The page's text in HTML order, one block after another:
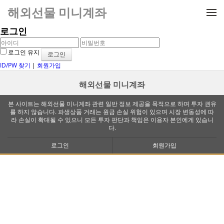
메뉴 건너뛰기
해외선물 미니계좌
로그인
로그인 유지
ID/PW 찾기 | 회원가입
해외선물 미니계좌
본 사이트는 해외선물 미니계좌 관련 일반 정보 제공을 목적으로 하며 투자 권유
를 하지 않습니다. 파생상품 거래는 원금 손실 위험이 있으며 시장 변동성에 따
라 손실이 확대될 수 있으니 모든 투자 판단과 책임은 이용자 본인에게 있습니
다.
로그인 회원가입